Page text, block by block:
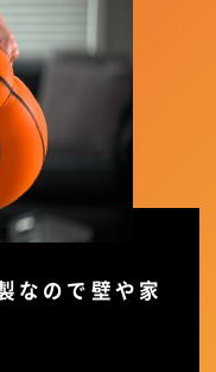
なので壁や家